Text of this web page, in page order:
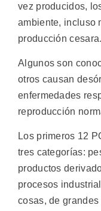
vez producidos,
ambiente, incluso
producción cesara.
Algunos son
otros causan
enfermedades
reproducción
Los primeros 12
tres categorías:
productos
procesos
cosas, de